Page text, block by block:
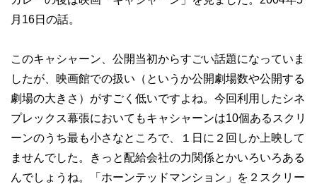
月16日の話。
このキャシャーン、公開当初からすごい話題になっていま
したが、映画館での扱い（というか公開劇場数や公開する
劇場の大きさ）がすごく低いですよね。今回利用したシネ
プレックス幕張においてもキャシャーンは10個あるスクリ
ーンのうち最も小さなところで、１日に２回しか上映して
ませんでした。きっと配給会社の力関係とかいろいろある
んでしょうね。「ホーンテッドマンション」を２スクリー